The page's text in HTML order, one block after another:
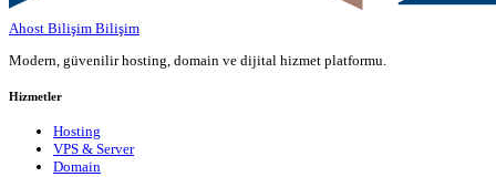
Ahost Bilişim Bilişim
Modern, güvenilir hosting, domain ve dijital hizmet platformu.
Hizmetler
Hosting
VPS & Server
Domain